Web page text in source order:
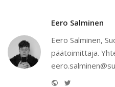
Eero Salminen
Eero Salminen,
päätoimittaja.
Website